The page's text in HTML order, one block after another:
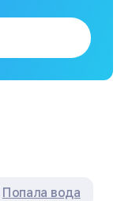
Заказать
Попала вода